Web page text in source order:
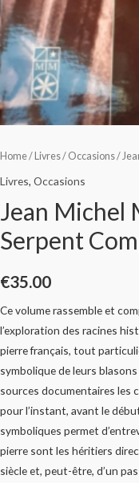
Home/ Livres/ Occasions/
Livres, Occasions
Jean Michel
Serpent
€35.00
Ce volume rassemble et
l’exploration des racines
pierre français, tout
symbolique de leurs
sources documentaires les
pour l’instant, avant le
symboliques permet
pierre sont les héritiers
siècle et, peut-être, d’un